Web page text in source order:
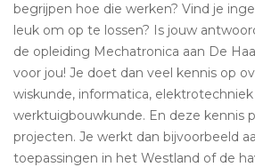
begrijpen hoe die werken? Vind je
leuk om op te lossen? Is jouw
de opleiding Mechatronica aan De
voor jou! Je doet dan veel kennis op
wiskunde, informatica,
werktuigbouwkunde. En deze kennis
projecten. Je werkt dan bijvoorbeeld
toepassingen in het Westland of de